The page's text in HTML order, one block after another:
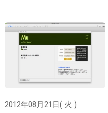
2012年08月21日( 火 )